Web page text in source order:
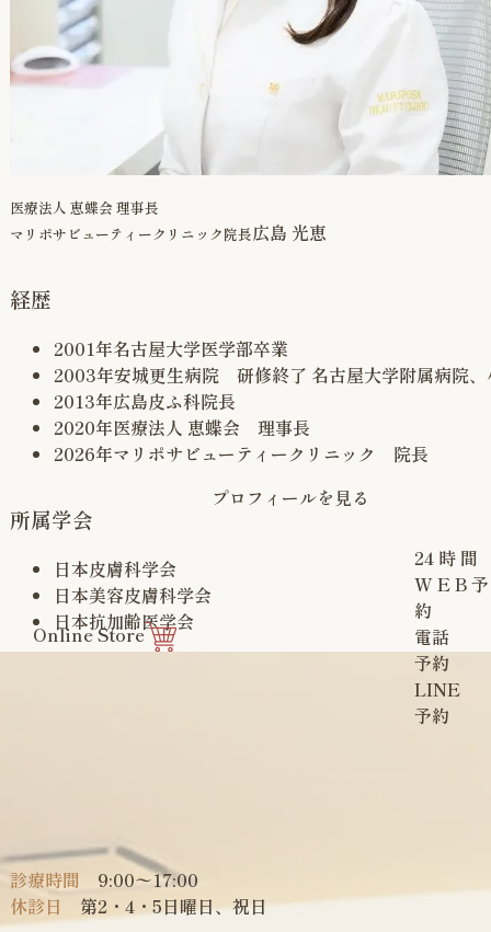
医療法人 恵蝶会 理事長
マリポサビューティークリニック院長広島 光恵
経歴
2001年名古屋大学医学部卒業
2003年安城更生病院 研修終了 名古屋大学附属病院
2013年広島皮ふ科院長
2020年医療法人 恵蝶会 理事長
2026年マリポサビューティークリニック 院長
所属学会
日本皮膚科学会
日本美容皮膚科学会
日本抗加齢医学会
プロフィールを見る
診療時間 9:00〜17:00
休診日
第2・4・5日曜日、祝日
Online Store
24 時 間
WEB予
約
電話
予約
LINE
予約